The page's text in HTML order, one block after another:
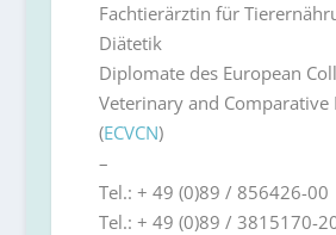
Fachtierärztin für
Diätetik
Diplomate des European
Veterinary and
(ECVCN)
–
Tel.: + 49 (0)89 / 856426-00
Tel.: + 49 (0)89 / 3815170-